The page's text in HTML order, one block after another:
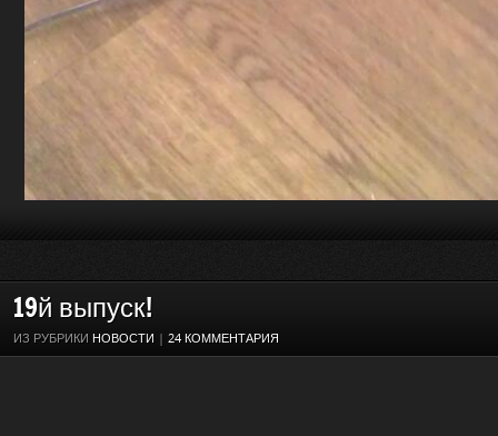
19й выпуск!
ИЗ РУБРИКИ НОВОСТИ | 24 КОММЕНТАРИЯ